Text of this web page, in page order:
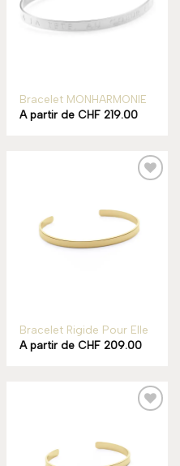
Bracelet MONHARMONIE
A partir deCHF 219.00
Bracelet Rigide Pour Elle
A partir deCHF 209.00